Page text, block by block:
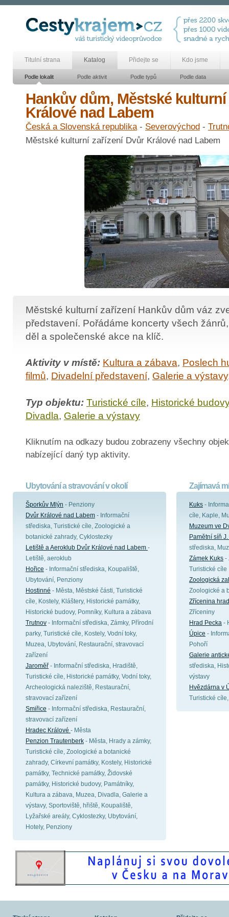
Titulní strana Katalog Přidejte se Kdo jsme
Podle lokalit Podle aktivit Podle typů Podle data
Hankův dům, Městské
Králové nad Labem
Česká a Slovenská republika- Severovýchod -
Městské kulturní zařízení Dvůr Králové nad Labem
Městské kulturní zařízení Hankův dům váz
představení. Pořádáme koncerty všech
děl a společenské akce na klíč.
Aktivity v místě: Kultura a zábava, Poslech
filmů, Divadelní představení, Galerie a výstavy
Typ objektu: Turistické cíle, Historické budovy
Divadla, Galerie a výstavy
Kliknutím na odkazy budou zobrazeny všechny
nabízející daný typ aktivity.
Ubytování a stravování v okolí
Šporkův Mlýn - Penziony
Dvůr Králové nad Labem - Informační
střediska, Turistické cíle, Zoologické a
botanické zahrady, Cyklostezky
Letiště a Aeroklub Dvůr Králové nad Labem -
Letiště, aeroklub
Hořice - Informační střediska, Koupaliště,
Ubytování, Penziony
Hostinné - Města, Městské části, Turistické
cíle, Kostely, Kláštery, Historické památky,
Historické budovy, Pomníky, Kultura a zábava
Trutnov - Informační střediska, Zámky, Přírodní
parky, Turistické cíle, Kostely, Vodní toky,
Muzea, Ubytování, Restaurační, stravovací
zařízení
Jaroměř - Informační střediska, Hradiště,
Turistické cíle, Historické památky, Vodní toky,
Archeologická naleziště, Restaurační,
stravovací zařízení
Smiřice - Informační střediska, Restaurační,
stravovací zařízení
Hradec Králové - Města
Penzion Trautenberk - Města, Hrady a zámky,
Turistické cíle, Zoologické a botanické
zahrady, Církevní památky, Kostely, Historické
památky, Technické památky, Židovské
památky, Historické budovy, Památníky,
Kultura a zábava, Muzea, Divadla, Galerie a
výstavy, Sportoviště, hřiště, Koupaliště,
Lyžařské areály, Cyklostezky, Ubytování,
Hotely, Penziony
Zajímavá
Kuks -
cíle, Kaple,
Muzeum ve
Pamětní síň
střediska,
Zámek Kuks -
Turistické cíle
Zoologická
Zoologické a
Zřícenina
Zříceniny
Hrad Pecka -
Úpice -
Pohoří
Galerie
střediska,
výstavy
Hvězdárna v
Turistické